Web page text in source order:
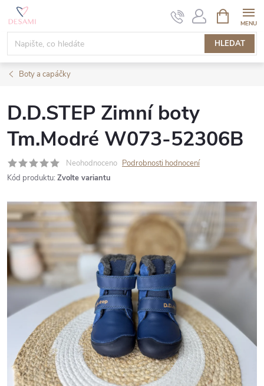
Přejít
obsah
HLEDAT
NÁKUPNÍ
KOŠÍK
Boty a capáčky
D.D.STEP Zimní boty
Tm.Modré W073-52306B
Neohodnoceno Podrobnosti hodnocení
Kód produktu: Zvolte variantu